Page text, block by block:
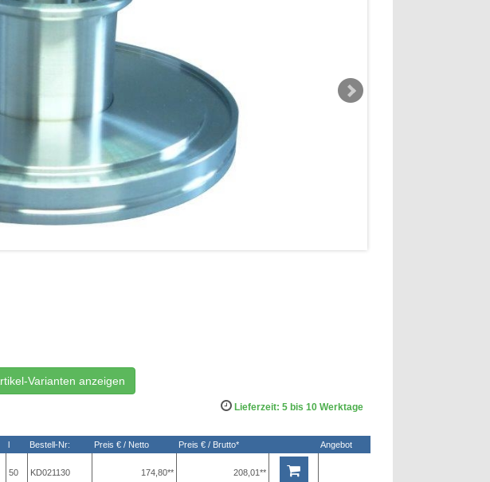
Varianten anzeigen
Lieferzeit: 5 bis 10 Werktage
Bestell-Nr: Preis € / Netto Preis € / Brutto* Angebot
50 KD021130 174,80** 208,01**